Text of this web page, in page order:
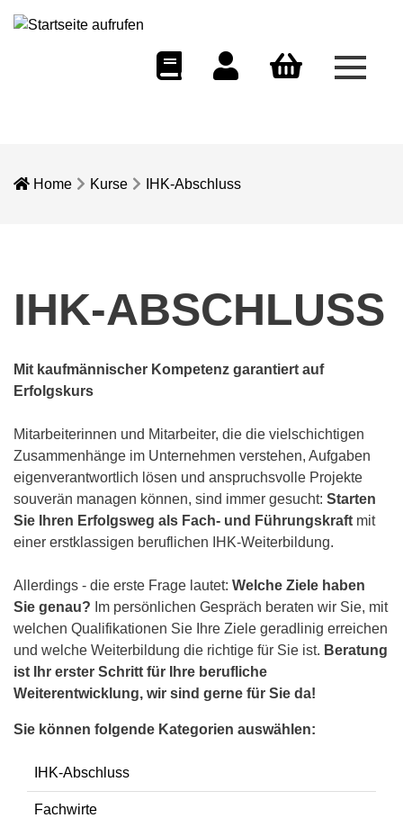
Menü
Home Kurse IHK-Abschluss
IHK-ABSCHLUSS
Mit kaufmännischer Kompetenz garantiert auf
Erfolgskurs
Mitarbeiterinnen und Mitarbeiter, die die vielschichtigen
Zusammenhänge im Unternehmen verstehen, Aufgaben
eigenverantwortlich lösen und anspruchsvolle Projekte
souverän managen können, sind immer gesucht: Starten
Sie Ihren Erfolgsweg als Fach- und Führungskraft mit
einer erstklassigen beruflichen IHK-Weiterbildung.
Allerdings - die erste Frage lautet: Welche Ziele haben
Sie genau? Im persönlichen Gespräch beraten wir Sie, mit
welchen Qualifikationen Sie Ihre Ziele geradlinig erreichen
und welche Weiterbildung die richtige für Sie ist. Beratung
ist Ihr erster Schritt für Ihre berufliche
Weiterentwicklung, wir sind gerne für Sie da!
Sie können folgende Kategorien auswählen:
IHK-Abschluss
Fachwirte